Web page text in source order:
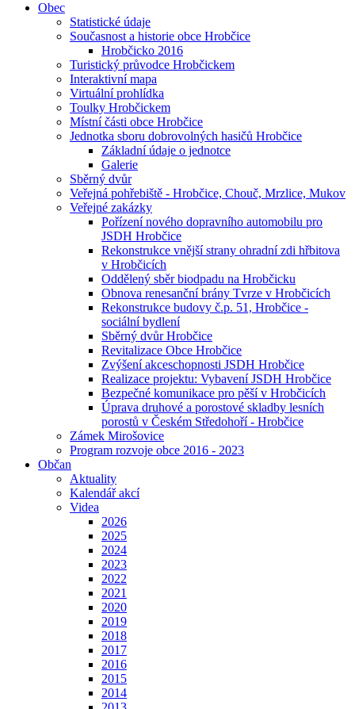
Obec
Statistické údaje
Současnost a historie obce Hrobčice
Hrobčicko 2016
Turistický průvodce Hrobčickem
Interaktivní mapa
Virtuální prohlídka
Toulky Hrobčickem
Místní části obce Hrobčice
Jednotka sboru dobrovolných hasičů Hrobčice
Základní údaje o jednotce
Galerie
Sběrný dvůr
Veřejná pohřebiště - Hrobčice, Chouč, Mrzlice, Mukov
Veřejné zakázky
Pořízení nového dopravního automobilu pro
JSDH Hrobčice
Rekonstrukce vnější strany ohradní zdi hřbitova
v Hrobčicích
Oddělený sběr biodpadu na Hrobčicku
Obnova renesanční brány Tvrze v Hrobčicích
Rekonstrukce budovy č.p. 51, Hrobčice -
sociální bydlení
Sběrný dvůr Hrobčice
Revitalizace Obce Hrobčice
Zvýšení akceschopnosti JSDH Hrobčice
Realizace projektu: Vybavení JSDH Hrobčice
Bezpečné komunikace pro pěší v Hrobčicích
Úprava druhové a porostové skladby lesních
porostů v Českém Středohoří - Hrobčice
Zámek Mirošovice
Program rozvoje obce 2016 - 2023
Občan
Aktuality
Kalendář akcí
Videa
2026
2025
2024
2023
2022
2021
2020
2019
2018
2017
2016
2015
2014